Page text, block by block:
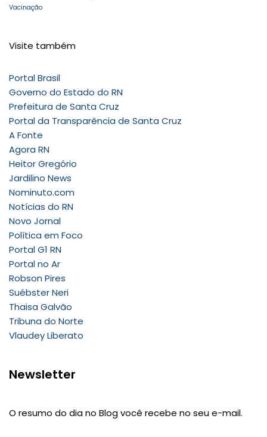
Vacinação
Visite também
Portal Brasil
Governo do Estado do RN
Prefeitura de Santa Cruz
Portal da Transparência de Santa Cruz
A Fonte
Agora RN
Heitor Gregório
Jardilino News
Nominuto.com
Notícias do RN
Novo Jornal
Política em Foco
Portal G1 RN
Portal no Ar
Robson Pires
Suébster Neri
Thaisa Galvão
Tribuna do Norte
Vlaudey Liberato
Newsletter
O resumo do dia no Blog você recebe no seu e-mail.